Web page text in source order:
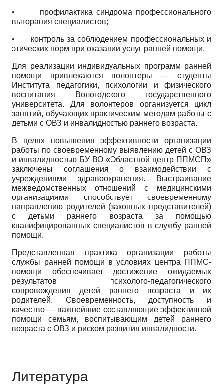
• профилактика синдрома профессионального
выгорания специалистов;
• контроль за соблюдением профессиональных и
этических норм при оказании услуг ранней помощи.
Для реализации индивидуальных программ ранней
помощи привлекаются волонтеры — студенты
Института педагогики, психологии и физического
воспитания Вологодского государственного
университета. Для волонтеров организуется цикл
занятий, обучающих практическим методам работы с
детьми с ОВЗ и инвалидностью раннего возраста.
В целях повышения эффективности организации
работы по своевременному выявлению детей с ОВЗ
и инвалидностью БУ ВО «Областной центр ППМСП»
заключены соглашения о взаимодействии с
учреждениями здравоохранения. Выстраивание
межведомственных отношений с медицинскими
организациями способствует своевременному
направлению родителей (законных представителей)
с детьми раннего возраста за помощью
квалифицированных специалистов в службу ранней
помощи.
Представленная практика организации работы
службы ранней помощи в условиях центра ППМС-
помощи обеспечивает достижение ожидаемых
результатов психолого-педагогического
сопровождения детей раннего возраста и их
родителей. Своевременность, доступность и
качество — важнейшие составляющие эффективной
помощи семьям, воспитывающим детей раннего
возраста с ОВЗ и риском развития инвалидности.
Литература